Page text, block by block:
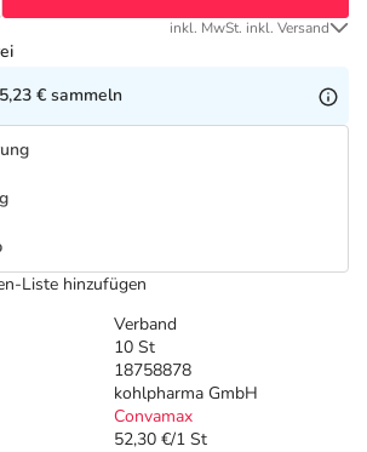
Verband
10 St
18758878
kohlpharma GmbH
Convamax
52,30 €/1 St
inkl. MwSt. inkl. Versand
€ sammeln
Liste hinzufügen